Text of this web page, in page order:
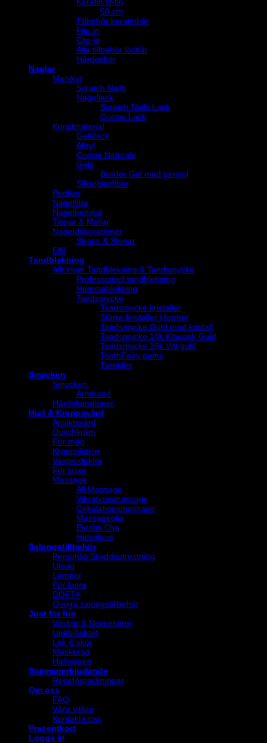
50 cm
Tillbehör keratinhår
Flip in
Clip-in
Alla tillbehör löshår
Hårdockor
Naglar
Manikyr
Scratch Nails
Nagellack
Scratch Nails Lack
Cuccio Lack
Konstmaterial
Gelélack
Akryl
Cuccio Naturale
Gelé
Builder Gel med pensel
Silke/glasfiber
Pedikyr
Nagelfilar
Nagelpenslar
Tippar & Mallar
Nageldekorationer
Strass & Stenar
Elfil
Tandblekning
Allt inom Tandblekning & Tandsmycke
Professionell tandblekning
Hemmablekning
Tandsmycke
Tandsmycke kristaller
Större kristaller i former
Tandsmycke Guld med kristall
Tandsmycke 18k Klassisk Guld
Tandsmycke 18k Vitt guld
ToothFairy gems
Twinkles
Smycken
Smycken
Armband
Hårdekorationer
Hud & Kroppsvård
Ansiktsvård
Duschkräm
För män
Kroppslotion
Vaxprodukter
För laser
Massage
All Massage
Vibrationsmassage
Cirkulationsmassage
Massageolja
Eterisk Olja
Hälsokost
Salongstillbehör
Personlig Skyddsutrustning
Utsug
Lampor
För laser
DOFTA
Övriga salongstillbehör
Just for fun
Väskor & Neccesärer
Uppblåsbart
Lek & skoj
Maskerad
Halloween
Sommarerbjudande
Reseförpackningar
Om oss
FAQ
Våra villkor
Kontakta oss
Presentkort
Logga in